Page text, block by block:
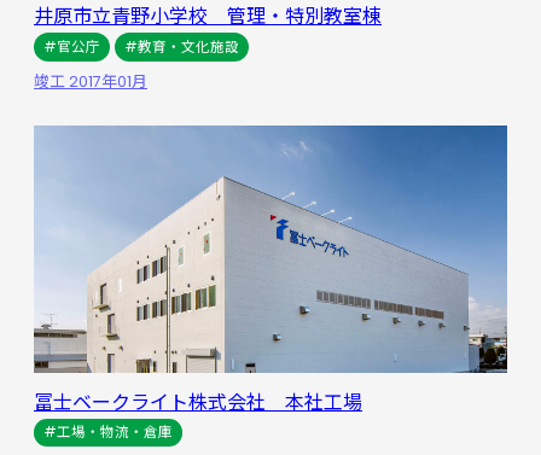
井原市立青野小学校 管理・特別教室棟
#官公庁 #教育・文化施設
竣工 2017年01月
冨士ベークライト株式会社 本社工場
#工場・物流・倉庫